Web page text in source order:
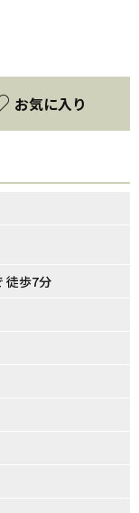
お気に入り
徒歩7分